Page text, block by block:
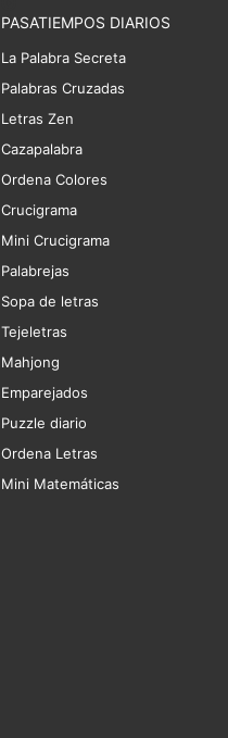
PASATIEMPOS DIARIOS
La Palabra Secreta
Palabras Cruzadas
Letras Zen
Cazapalabra
Ordena Colores
Crucigrama
Mini Crucigrama
Palabrejas
Sopa de letras
Tejeletras
Mahjong
Emparejados
Puzzle diario
Ordena Letras
Mini Matemáticas